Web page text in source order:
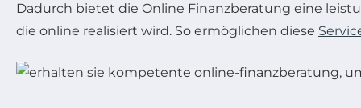
Dadurch bietet die Online Finanzberatung eine
die online realisiert wird. So ermöglichen diese